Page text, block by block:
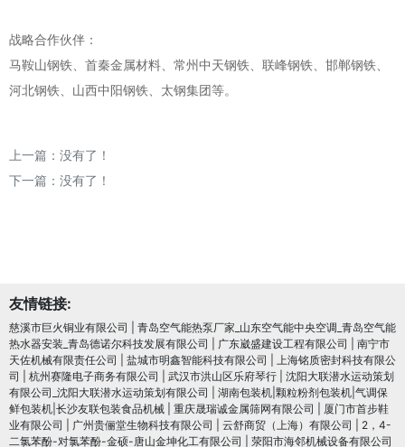
战略合作伙伴：
马鞍山钢铁、首秦金属材料、常州中天钢铁、联峰钢铁、邯郸钢铁、
河北钢铁、山西中阳钢铁、太钢集团等。
上一篇：没有了！
下一篇：没有了！
友情链接:
慈溪市巨火铜业有限公司
青岛空气能热泵厂家_山东空气能中央空调_青岛空气能
热水器安装_青岛德诺尔科技发展有限公司
广东崴盛建设工程有限公司
南宁市
天佐机械有限责任公司
盐城市明鑫智能科技有限公司
上海铭质密封科技有限公
司
杭州赛隆电子商务有限公司 武汉市洪山区乐府琴行
沈阳大联潜水运动策划
有限公司_沈阳大联潜水运动策划有限公司
湖南包装机|颗粒粉剂包装机|气调保
鲜包装机|长沙友联包装食品机械
重庆晟瑞诚金属筛网有限公司
厦门市首步鞋
业有限公司
广州贵俪堂生物科技有限公司 云舒商贸（上海）有限公司
2，4-
二氯苯酚-对氯苯酚-金硕-唐山金坤化工有限公司
荥阳市海邻机械设备有限公司